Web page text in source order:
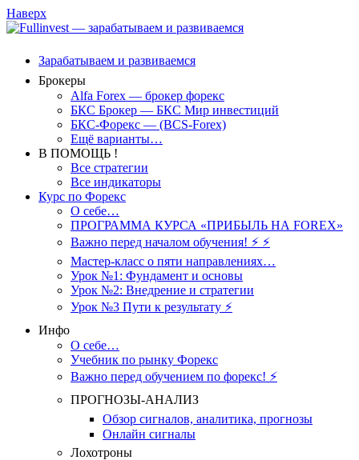
Наверх
Зарабатываем и развиваемся
Брокеры
Alfa Forex — брокер форекс
БКС Брокер — БКС Мир инвестиций
БКС-Форекс — (BCS-Forex)
Ещё варианты…
В ПОМОЩЬ !
Все стратегии
Все индикаторы
Курс по Форекс
О себе…
ПРОГРАММА КУРСА «ПРИБЫЛЬ НА FOREX»
Важно перед началом обучения! ⚡ ⚡
Мастер-класс о пяти направлениях…
Урок №1: Фундамент и основы
Урок №2: Внедрение и стратегии
Урок №3 Пути к результату ⚡️
Инфо
О себе…
Учебник по рынку Форекс
Важно перед обучением по форекс! ⚡
ПРОГНОЗЫ-АНАЛИЗ
Обзор сигналов, аналитика, прогнозы
Онлайн сигналы
Лохотроны